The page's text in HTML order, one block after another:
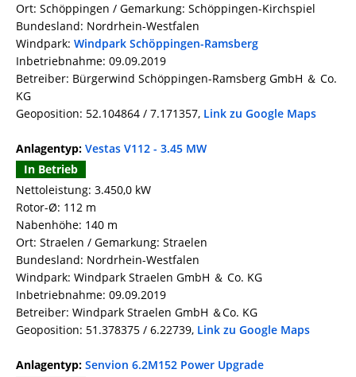
Ort: Schöppingen / Gemarkung: Schöppingen-Kirchspiel
Bundesland: Nordrhein-Westfalen
Windpark: Windpark Schöppingen-Ramsberg
Inbetriebnahme: 09.09.2019
Betreiber: Bürgerwind Schöppingen-Ramsberg GmbH ＆ Co.
KG
Geoposition: 52.104864 / 7.171357, Link zu Google Maps
Anlagentyp: Vestas V112 - 3.45 MW
In Betrieb
Nettoleistung: 3.450,0 kW
Rotor-Ø: 112 m
Nabenhöhe: 140 m
Ort: Straelen / Gemarkung: Straelen
Bundesland: Nordrhein-Westfalen
Windpark: Windpark Straelen GmbH ＆ Co. KG
Inbetriebnahme: 09.09.2019
Betreiber: Windpark Straelen GmbH ＆Co. KG
Geoposition: 51.378375 / 6.22739, Link zu Google Maps
Anlagentyp: Senvion 6.2M152 Power Upgrade